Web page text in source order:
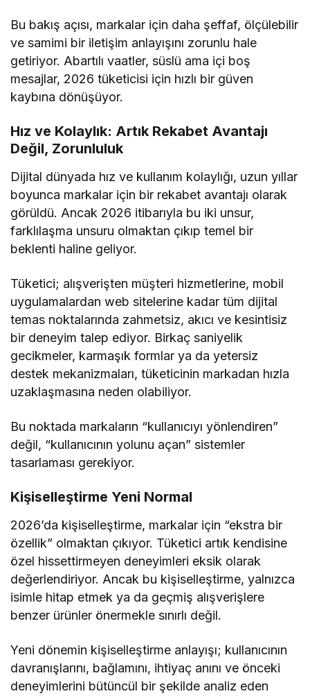
Bu bakış açısı, markalar için daha şeffaf, ölçülebilir
ve samimi bir iletişim anlayışını zorunlu hale
getiriyor. Abartılı vaatler, süslü ama içi boş
mesajlar, 2026 tüketicisi için hızlı bir güven
kaybına dönüşüyor.
Hız ve Kolaylık: Artık Rekabet Avantajı
Değil, Zorunluluk
Dijital dünyada hız ve kullanım kolaylığı, uzun yıllar
boyunca markalar için bir rekabet avantajı olarak
görüldü. Ancak 2026 itibarıyla bu iki unsur,
farklılaşma unsuru olmaktan çıkıp temel bir
beklenti haline geliyor.
Tüketici; alışverişten müşteri hizmetlerine, mobil
uygulamalardan web sitelerine kadar tüm dijital
temas noktalarında zahmetsiz, akıcı ve kesintisiz
bir deneyim talep ediyor. Birkaç saniyelik
gecikmeler, karmaşık formlar ya da yetersiz
destek mekanizmaları, tüketicinin markadan hızla
uzaklaşmasına neden olabiliyor.
Bu noktada markaların “kullanıcıyı yönlendiren”
değil, “kullanıcının yolunu açan” sistemler
tasarlaması gerekiyor.
Kişiselleştirme Yeni Normal
2026’da kişiselleştirme, markalar için “ekstra bir
özellik” olmaktan çıkıyor. Tüketici artık kendisine
özel hissettirmeyen deneyimleri eksik olarak
değerlendiriyor. Ancak bu kişiselleştirme, yalnızca
isimle hitap etmek ya da geçmiş alışverişlere
benzer ürünler önermekle sınırlı değil.
Yeni dönemin kişiselleştirme anlayışı; kullanıcının
davranışlarını, bağlamını, ihtiyaç anını ve önceki
deneyimlerini bütüncül bir şekilde analiz eden